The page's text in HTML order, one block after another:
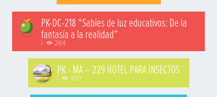
PK-DC-218 “Sables de luz educativos: De la
fantasía a la realidad”
| 264
PK - MA – 229 HOTEL PARA INSECTOS
| 403